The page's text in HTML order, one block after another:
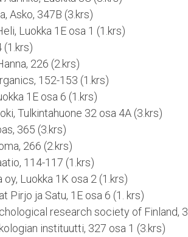
Asko, 347B (3.krs)
Luokka 1E osa 1 (1.krs)
(1.krs)
226 (2.krs)
152-153 (1.krs)
1E osa 6 (1.krs)
Tulkintahuone 32 osa 4A (3.krs)
365 (3.krs)
266 (2.krs)
114-117 (1.krs)
oy, Luokka 1K osa 2 (1.krs)
Pirjo ja Satu, 1E osa 6 (1. krs)
research society of Finland,
instituutti, 327 osa 1 (3.krs)